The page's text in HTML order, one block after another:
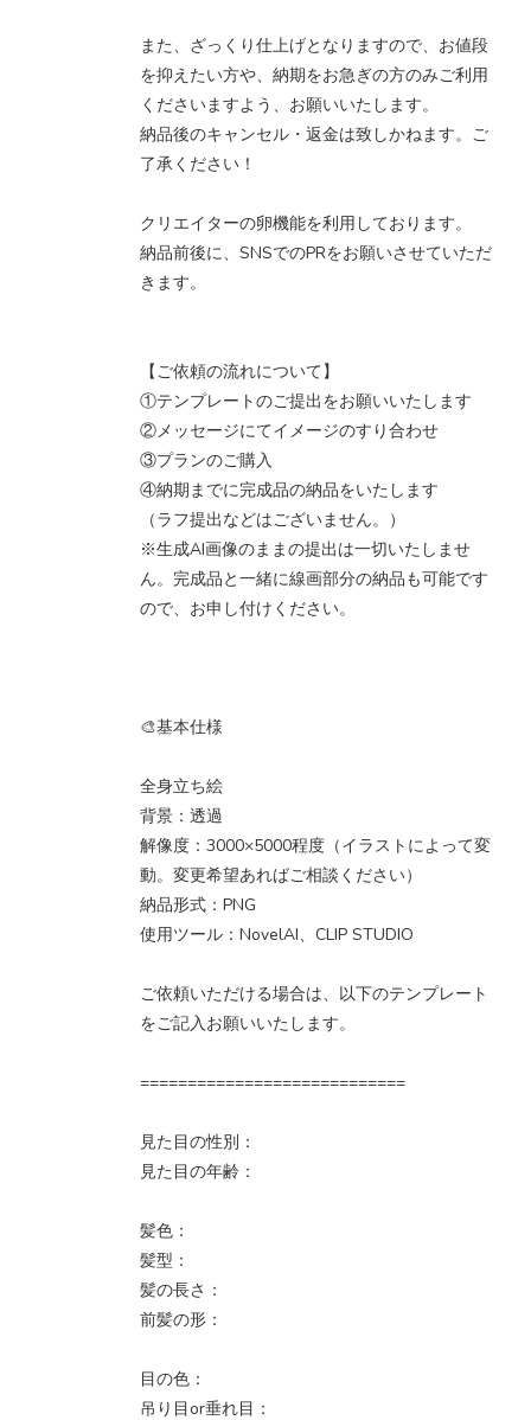
また、ざっくり仕上げとなりますので、お値段
を抑えたい方や、納期をお急ぎの方のみご利用
くださいますよう、お願いいたします。
納品後のキャンセル・返金は致しかねます。ご
了承ください！
クリエイターの卵機能を利用しております。
納品前後に、SNSでのPRをお願いさせていただ
きます。
【ご依頼の流れについて】
①テンプレートのご提出をお願いいたします
②メッセージにてイメージのすり合わせ
③プランのご購入
④納期までに完成品の納品をいたします
（ラフ提出などはございません。）
※生成AI画像のままの提出は一切いたしませ
ん。完成品と一緒に線画部分の納品も可能です
ので、お申し付けください。
🎨基本仕様
全身立ち絵
背景：透過
解像度：3000×5000程度（イラストによって変
動。変更希望あればご相談ください）
納品形式：PNG
使用ツール：NovelAI、CLIP STUDIO
ご依頼いただける場合は、以下のテンプレート
をご記入お願いいたします。
============================
見た目の性別：
見た目の年齢：
髪色：
髪型：
髪の長さ：
前髪の形：
目の色：
吊り目or垂れ目：